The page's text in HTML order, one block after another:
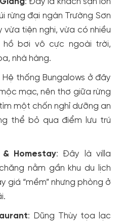
rừng đại ngàn Trường Sơn
vừa tiện nghi, vừa có nhiều
bơi vô cực ngoài trời,
nhà hàng.
Hệ thống Bungalows ở đây
mạc, nên thơ giữa rừng
một chốn nghỉ dưỡng an
thể bỏ qua điểm lưu trú
Homestay: Đây là villa
nằm gần khu du lịch
giá “mềm” nhưng phòng ở
: Dũng Thùy tọa lạc